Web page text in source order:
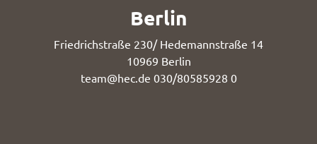
Berlin
Friedrichstraße 230/ Hedemannstraße 14
10969 Berlin
team@hec.de 030/80585928 0